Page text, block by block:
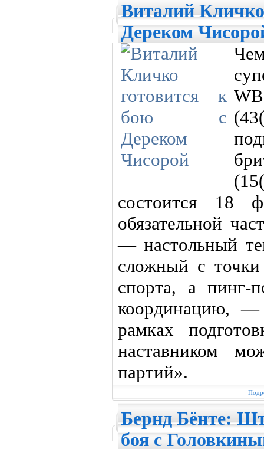
Виталий
Дереком
состоится 18
обязательной
— настольный
сложный с
спорта, а пинг-
координацию,
рамках
наставником
партий».
Бернд Бёнте:
боя с